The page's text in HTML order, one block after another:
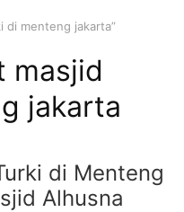
di menteng jakarta”
masjid
jakarta
di Menteng
Alhusna